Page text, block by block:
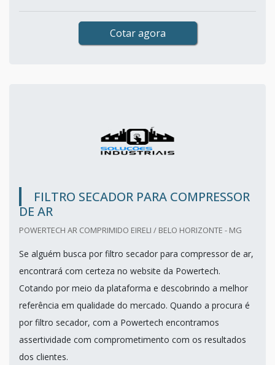
Cotar agora
FILTRO SECADOR PARA COMPRESSOR
DE AR
POWERTECH AR COMPRIMIDO EIRELI / BELO HORIZONTE - MG
Se alguém busca por filtro secador para compressor de ar,
encontrará com certeza no website da Powertech.
Cotando por meio da plataforma e descobrindo a melhor
referência em qualidade do mercado. Quando a procura é
por filtro secador, com a Powertech encontramos
assertividade com comprometimento com os resultados
dos clientes.